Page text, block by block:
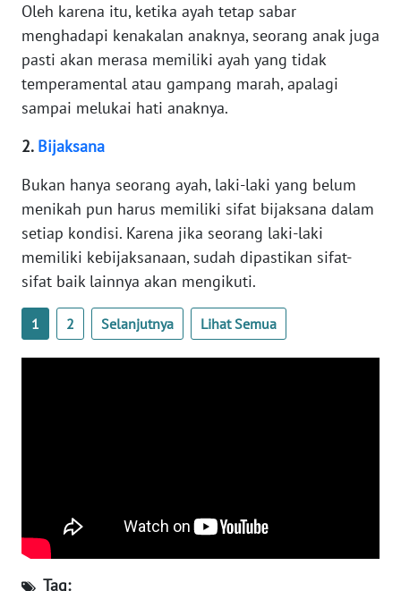
Oleh karena itu, ketika ayah tetap sabar
menghadapi kenakalan anaknya, seorang anak juga
pasti akan merasa memiliki ayah yang tidak
temperamental atau gampang marah, apalagi
sampai melukai hati anaknya.
2. Bijaksana
Bukan hanya seorang ayah, laki-laki yang belum
menikah pun harus memiliki sifat bijaksana dalam
setiap kondisi. Karena jika seorang laki-laki
memiliki kebijaksanaan, sudah dipastikan sifat-
sifat baik lainnya akan mengikuti.
1 2 Selanjutnya Lihat Semua
Tag:
JURNAL
MARITIM
FISUELRI
BERKAT
ANUGERAH
NEWS
AKHLAK
ID
SONYA
KONTAK